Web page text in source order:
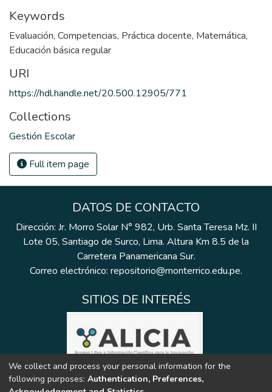
Keywords
Evaluación, Competencias, Práctica docente, Matemática,
Educación básica regular
URI
https://hdl.handle.net/20.500.12905/771
Collections
Gestión Escolar
Full item page
DATOS DE CONTACTO
Dirección: Jr. Morro Solar N° 982, Urb. Santa Teresa Mz. II
Lote 05, Santiago de Surco, Lima. Altura Km 8.5 de la
Carretera Panamericana Sur.
Correo electrónico: repositorio@monterrico.edu.pe.
SITIOS DE INTERÉS
We collect and process your personal information for the
following purposes: Authentication, Preferences,